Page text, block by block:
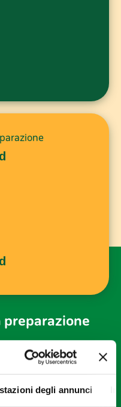
degli annunci
mescolate gli
sulla carne;
preparazione